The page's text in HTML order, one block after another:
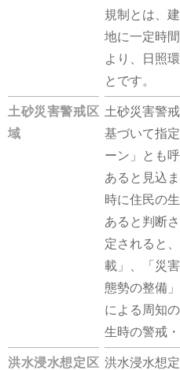
規制とは、
地に一定時
より、日照
とです。
土砂災害警戒区
域
土砂災害警
基づいて指
ーン」とも
あると見込
時に住民の
あると判断
定されると
載」、「災
態勢の整備
による周知
生時の警戒
洪水浸水想定区 洪水浸水想